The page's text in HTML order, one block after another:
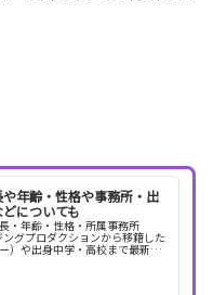
年齢・性格や事務所・出
についても
・年齢・性格・所属事務所
ングプロダクションから移籍した
）や出身中学・高校まで最新情
。